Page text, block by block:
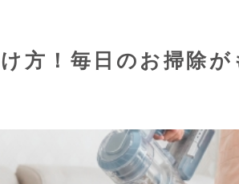
方！毎日のお掃除が